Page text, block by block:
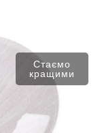
Стаємо
кращими